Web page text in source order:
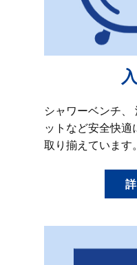
シャワーベンチ
ットなど安全快
取り揃えています。